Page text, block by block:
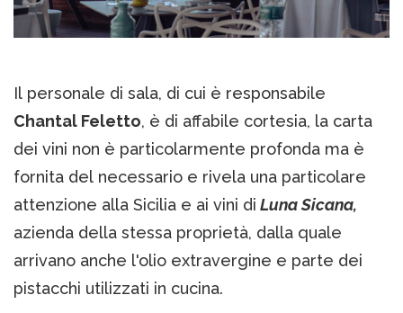
Il personale di sala, di cui è responsabile
Chantal Feletto, è di affabile cortesia, la carta
dei vini non è particolarmente profonda ma è
fornita del necessario e rivela una particolare
attenzione alla Sicilia e ai vini di Luna Sicana,
azienda della stessa proprietà, dalla quale
arrivano anche l'olio extravergine e parte dei
pistacchi utilizzati in cucina.